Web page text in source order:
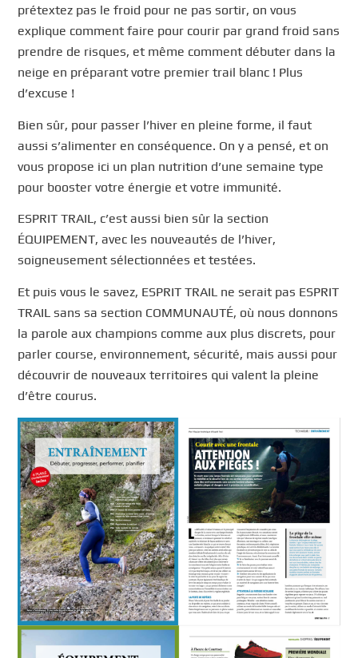
prétextez pas le froid pour ne pas sortir, on vous
explique comment faire pour courir par grand froid sans
prendre de risques, et même comment débuter dans la
neige en préparant votre premier trail blanc ! Plus
d’excuse !
Bien sûr, pour passer l’hiver en pleine forme, il faut
aussi s’alimenter en conséquence. On y a pensé, et on
vous propose ici un plan nutrition d’une semaine type
pour booster votre énergie et votre immunité.
ESPRIT TRAIL, c’est aussi bien sûr la section
ÉQUIPEMENT, avec les nouveautés de l’hiver,
soigneusement sélectionnées et testées.
Et puis vous le savez, ESPRIT TRAIL ne serait pas ESPRIT
TRAIL sans sa section COMMUNAUTÉ, où nous donnons
la parole aux champions comme aux plus discrets, pour
parler course, environnement, sécurité, mais aussi pour
découvrir de nouveaux territoires qui valent la pleine
d’être courus.